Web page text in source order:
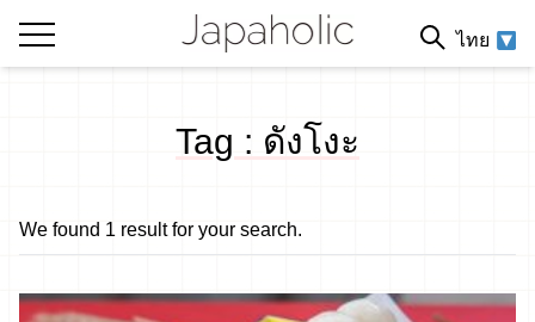
ไทย
Tag : ดังโงะ
We found 1 result for your search.